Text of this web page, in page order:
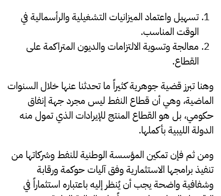
تسهيل واعتماد الميزانيات التشغيلية والرأسمالية في
الوقت المناسب.
معالجة وتسوية الالتزامات والديون المتراكمة على
القطاع.
وهنا تبرز قضية جوهرية كثيراً ما تحدثنا عنها خلال السنوات
الماضية، وهي أن قطاع النفط ليس مجرد جهة إنفاق
حكومي، بل هو القطاع المنتج للإيرادات الذي تمول منه
الدولة الليبية بأكملها.
ومن ثم فإن تمكين المؤسسة الوطنية للنفط وشركاتها من
تنفيذ برامجها الاستثمارية وفق آليات حوكمة ورقابة
وشفافية واضحة يجب أن يُنظر إليه باعتباره استثماراً في